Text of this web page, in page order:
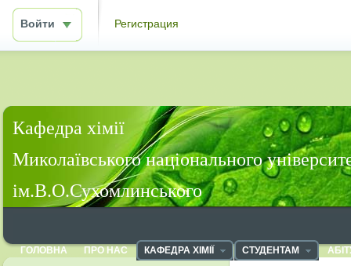
Войти Регистрация
Кафедра хімії
Миколаївського національного
ім.В.О.Сухомлинського
ГОЛОВНА ПРО НАС КАФЕДРА ХІМІЇ СТУДЕНТАМ